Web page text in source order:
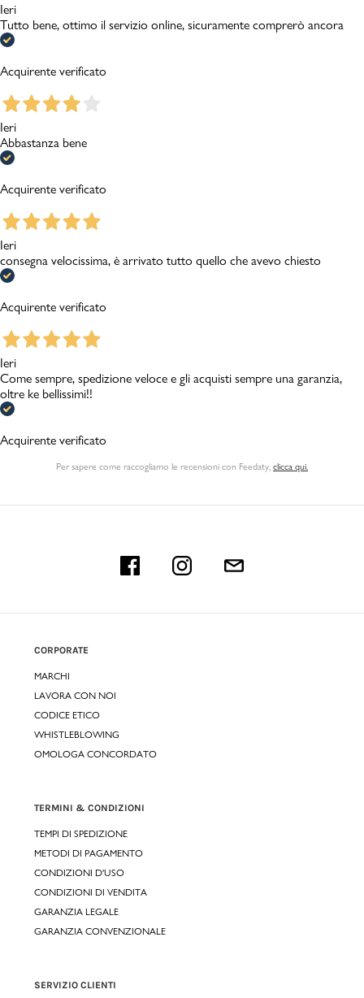
Ieri
Tutto bene, ottimo il servizio online, sicuramente comprerò ancora
Acquirente verificato
Ieri
Abbastanza bene
Acquirente verificato
Ieri
consegna velocissima, è arrivato tutto quello che avevo chiesto
Acquirente verificato
Ieri
Come sempre, spedizione veloce e gli acquisti sempre una garanzia,
oltre ke bellissimi!!
Acquirente verificato
Per sapere come raccogliamo le recensioni con Feedaty clicca qui.
CORPORATE
MARCHI
LAVORA CON NOI
CODICE ETICO
WHISTLEBLOWING
OMOLOGA CONCORDATO
TERMINI & CONDIZIONI
TEMPI DI SPEDIZIONE
METODI DI PAGAMENTO
CONDIZIONI D'USO
CONDIZIONI DI VENDITA
GARANZIA LEGALE
GARANZIA CONVENZIONALE
SERVIZIO CLIENTI